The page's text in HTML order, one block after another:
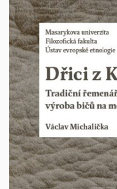
Dřici z
Autor: Václav
ediční řada
SBN:
260